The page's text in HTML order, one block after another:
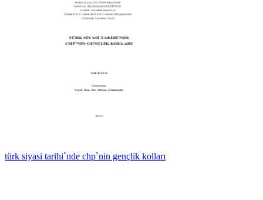
türk siyasi tarihi`nde chp`nin gençlik kolları